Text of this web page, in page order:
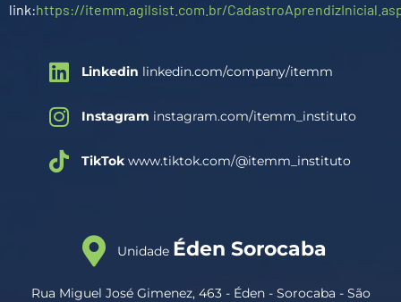
link:https://itemm.agilsist.com.br/
Linkedin linkedin.com/company/itemm
Instagram instagram.com/itemm_instituto
TikTokwww.tiktok.com/@itemm_instituto
Unidade Éden Sorocaba
Rua Miguel José Gimenez, 463 - Éden - Sorocaba - São